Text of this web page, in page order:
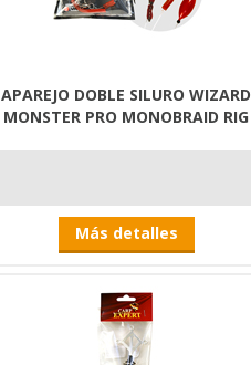
APAREJO DOBLE SILURO WIZARD
MONSTER PRO MONOBRAID RIG
Más detalles